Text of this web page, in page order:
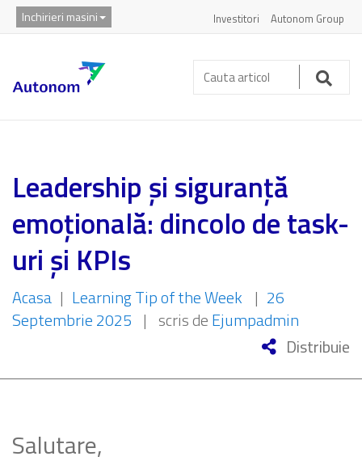
Inchirieri masini Investitori Autonom Group
Cauta
articol:
Leadership și siguranță
emoțională: dincolo de task-
uri și KPIs
Acasa | Learning Tip of the Week | 26
Septembrie 2025 | scris deEjumpadmin
Distribuie
Salutare,